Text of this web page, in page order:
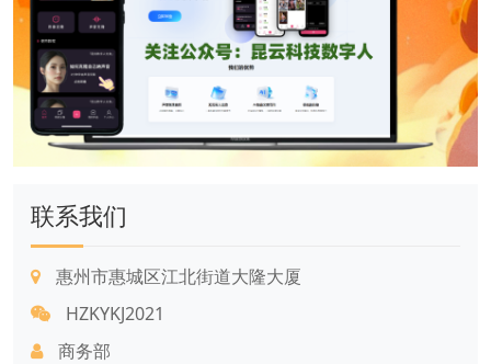
联系我们
惠州市惠城区江北街道大隆大厦
HZKYKJ2021
商务部